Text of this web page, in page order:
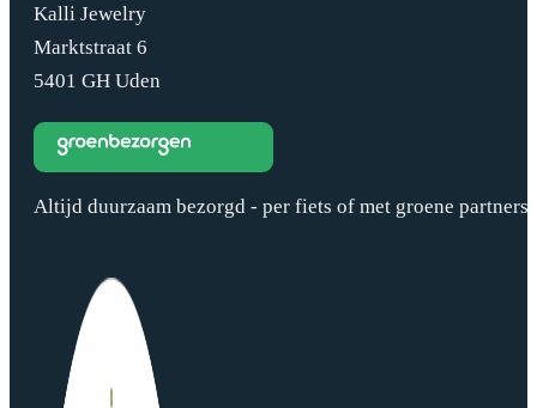
Kalli Jewelry
Marktstraat 6
5401 GH Uden
Altijd duurzaam bezorgd - per fiets of met groene partners